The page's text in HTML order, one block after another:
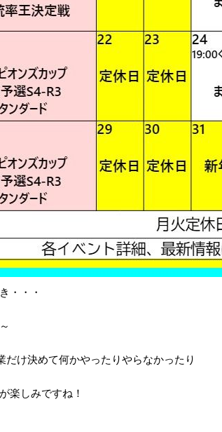
・・・
け決めて何かやったりやらなかったり
楽しみですね！